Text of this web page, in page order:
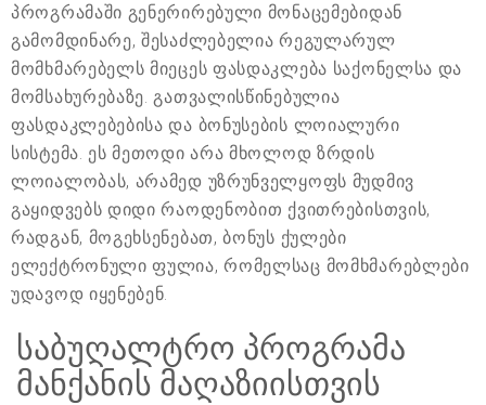
პროგრამაში გენერირებული მონაცემებიდან
გამომდინარე, შესაძლებელია რეგულარულ
მომხმარებელს მიეცეს ფასდაკლება საქონელსა და
მომსახურებაზე. გათვალისწინებულია
ფასდაკლებებისა და ბონუსების ლოიალური
სისტემა. ეს მეთოდი არა მხოლოდ ზრდის
ლოიალობას, არამედ უზრუნველყოფს მუდმივ
გაყიდვებს დიდი რაოდენობით ქვითრებისთვის,
რადგან, მოგეხსენებათ, ბონუს ქულები
ელექტრონული ფულია, რომელსაც მომხმარებლები
უდავოდ იყენებენ.
საბუღალტრო პროგრამა
მანქანის მაღაზიისთვის